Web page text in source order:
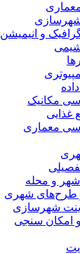
شهرسازی
و انیمیشن
شیمی
مکانیک
غذایی
معماری
شهر و محله
و طرح‌های شهری
شهرسازی
امکان سنجی